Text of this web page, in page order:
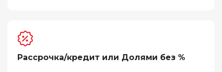
Рассрочка/кредит или Долями без %